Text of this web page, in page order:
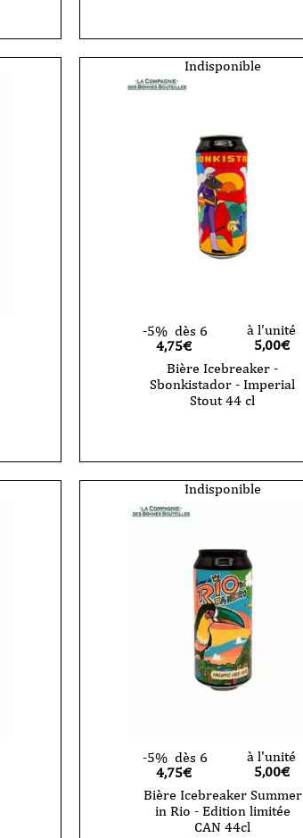
Indisponible
-5% dès 6
4,75€
à l'unité
5,00€
Bière Icebreaker -
Sbonkistador - Imperial
Stout 44 cl
Indisponible
-5% dès 6
4,75€
à l'unité
5,00€
Bière Icebreaker Summer
in Rio - Edition limitée
CAN 44cl